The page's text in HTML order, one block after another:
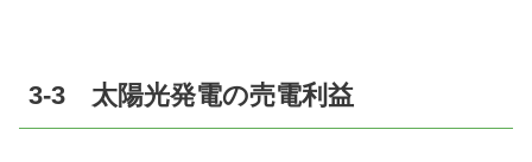
3-3 太陽光発電の売電利益